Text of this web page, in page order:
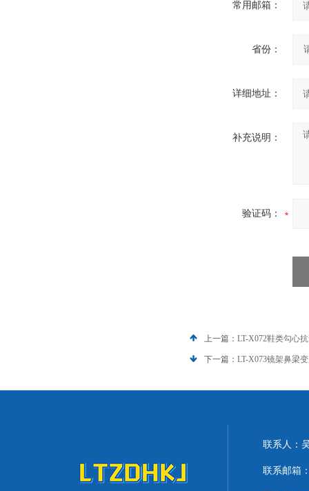
常用邮箱：
省份：
详细地址：
补充说明：
验证码：
上一篇： LT-X072鞋类勾心
下一篇： LT-X073镜架鼻梁
联系人：
联系邮箱